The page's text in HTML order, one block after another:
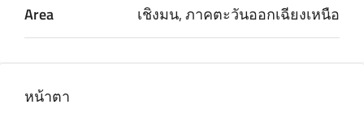
Area เชิงมน, ภาคตะวันออกเฉียงเหนือ
หน้าตา